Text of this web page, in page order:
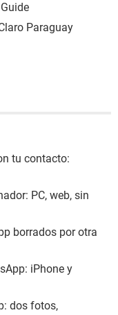
Paraguay
tu contacto:
PC, web, sin
borrados por otra
iPhone y
dos fotos,